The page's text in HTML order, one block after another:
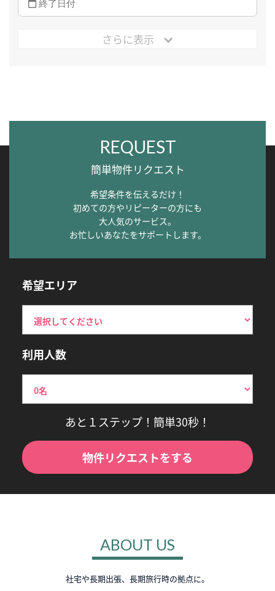
さらに表示
REQUEST
簡単物件リクエスト
希望条件を伝えるだけ！
初めての方やリピーターの方にも
大人気のサービス。
お忙しいあなたをサポートします。
希望エリア
利用人数
あと１ステップ！簡単30秒！
物件リクエストをする
ABOUT US
社宅や長期出張、長期旅行時の拠点に。